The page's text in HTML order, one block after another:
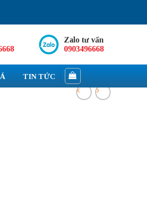
Zalo tư vấn
0903496668
TIN TỨC